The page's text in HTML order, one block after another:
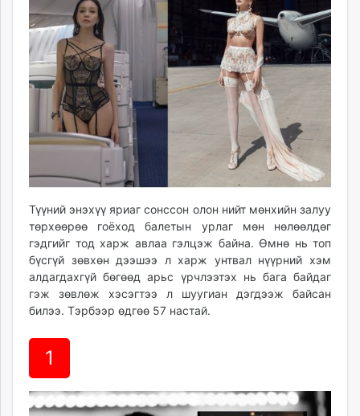
unread.today
Түүний энэхүү яриаг сонссон олон нийт мөнхийн залуу
төрхөөрөө гоёход балетын урлаг мөн нөлөөлдөг
гэдгийг тод харж авлаа гэлцэж байна. Өмнө нь топ
бүсгүй зөвхөн дээшээ л харж унтвал нүүрний хэм
алдагдахгүй бөгөөд арьс үрчлээтэх нь бага байдаг
гэж зөвлөж хэсэгтээ л шуугиан дэгдээж байсан
билээ. Тэрбээр өдгөө 57 настай.
1